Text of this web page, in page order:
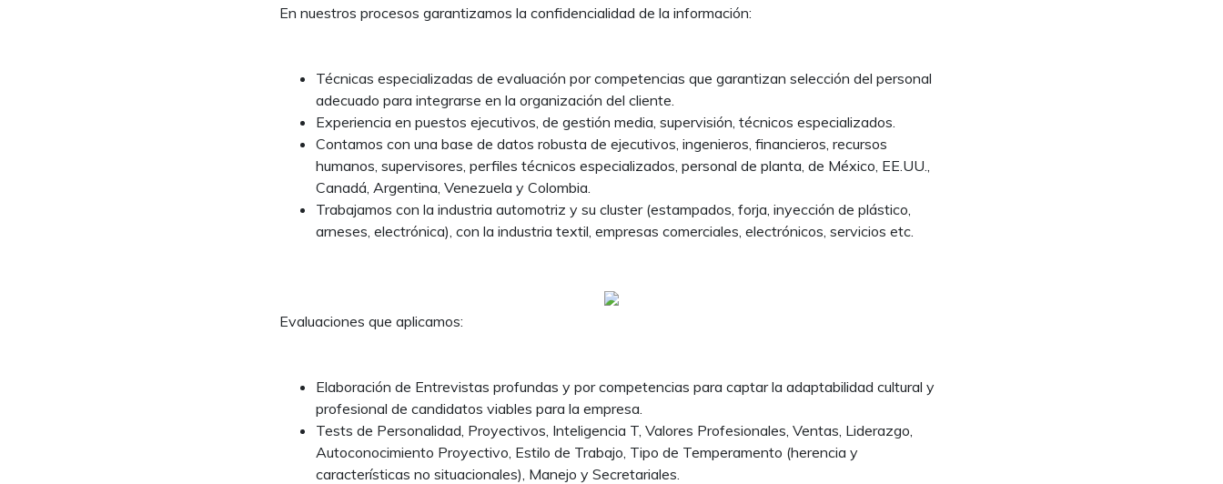
En nuestros procesos garantizamos la confidencialidad de la información:
Técnicas especializadas de evaluación por competencias que garantizan selección del personal
adecuado para integrarse en la organización del cliente.
Experiencia en puestos ejecutivos, de gestión media, supervisión, técnicos especializados.
Contamos con una base de datos robusta de ejecutivos, ingenieros, financieros, recursos
humanos, supervisores, perfiles técnicos especializados, personal de planta, de México, EE.UU.,
Canadá, Argentina, Venezuela y Colombia.
Trabajamos con la industria automotriz y su cluster (estampados, forja, inyección de plástico,
arneses, electrónica), con la industria textil, empresas comerciales, electrónicos, servicios etc.
Evaluaciones que aplicamos:
Elaboración de Entrevistas profundas y por competencias para captar la adaptabilidad cultural y
profesional de candidatos viables para la empresa.
Tests de Personalidad, Proyectivos, Inteligencia T, Valores Profesionales, Ventas, Liderazgo,
Autoconocimiento Proyectivo, Estilo de Trabajo, Tipo de Temperamento (herencia y
características no situacionales), Manejo y Secretariales.